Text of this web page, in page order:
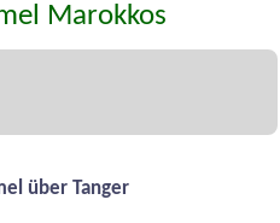
Marokkos
über Tanger